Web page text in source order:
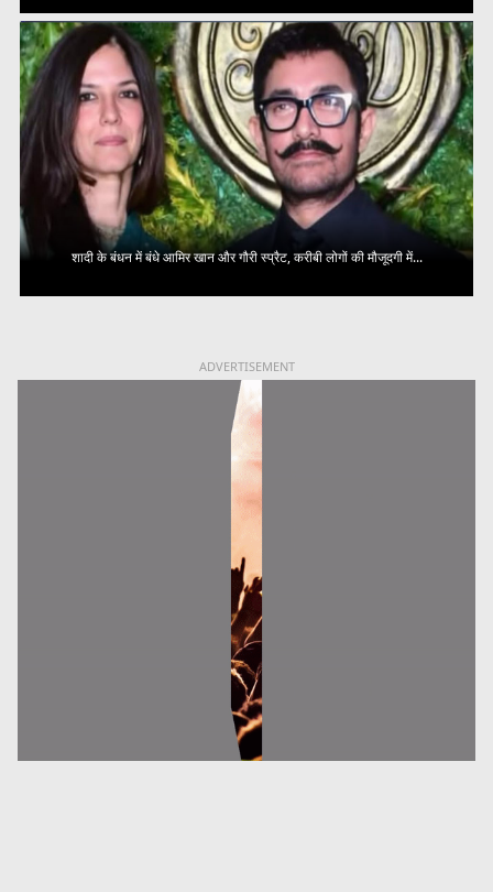
शादी के बंधन में बंधे आमिर खान और गौरी स्प्रैट, करीबी लोगों की मौजूदगी में...
ADVERTISEMENT